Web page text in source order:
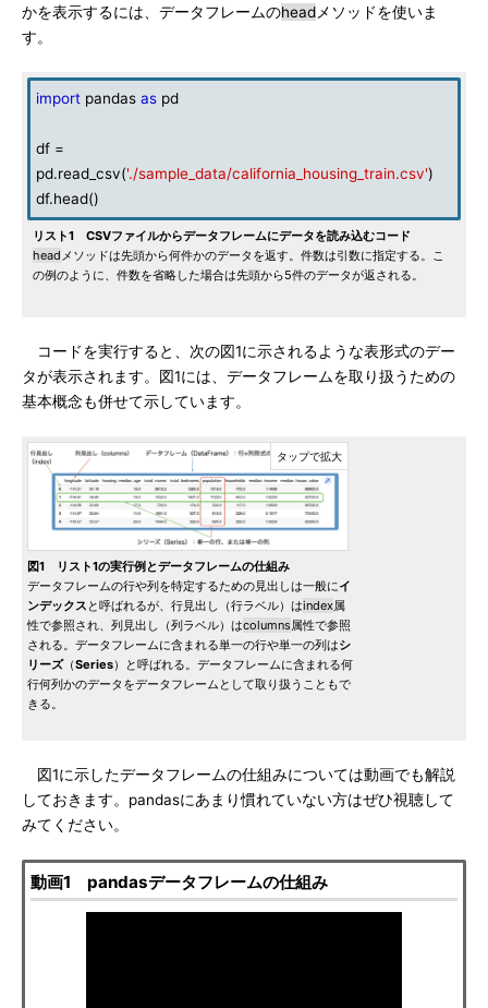
かを表示するには、データフレームのhead メソッドを使いま
す。
import pandas as pd
df =
pd.read_csv('./sample_data/california_housing_train.csv')
df.head()
リスト1 CSVファイルからデータフレームにデータを読み込むコード
headメソッドは先頭から何件かのデータを返す。件数は引数に指定する。こ
の例のように、件数を省略した場合は先頭から5件のデータが返される。
コードを実行すると、次の図1に示されるような表形式のデー
タが表示されます。図1には、データフレームを取り扱うための
基本概念も併せて示しています。
図1 リスト1の実行例とデータフレームの仕組み
データフレームの行や列を特定するための見出しは一般にイ
ンデックス と呼ばれるが、行見出し（行ラベル）はindex属
性で参照され、列見出し（列ラベル）はcolumns属性で参照
される。データフレームに含まれる単一の行や単一の列はシ
リーズ（Series）と呼ばれる。データフレームに含まれる何
行何列かのデータをデータフレームとして取り扱うこともで
きる。
図1に示したデータフレームの仕組みについては動画でも解説
しておきます。pandasにあまり慣れていない方はぜひ視聴して
みてください。
動画1 pandasデータフレームの仕組み